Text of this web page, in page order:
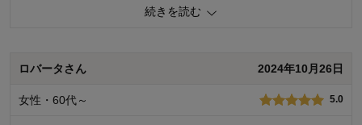
パラでしょうかね。完全に回りにこぼれます。
いと思います。
参考になった
続きを読む
ロバータさん 2024年10月26日
女性・60代～ 5.0